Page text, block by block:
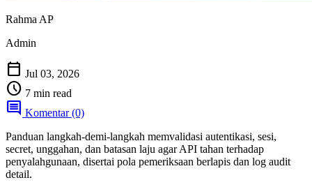
Rahma AP
Admin
calendar_today Jul 03, 2026
schedule 7 min read
comment Komentar (0)
Panduan langkah-demi-langkah memvalidasi autentikasi, sesi,
secret, unggahan, dan batasan laju agar API tahan terhadap
penyalahgunaan, disertai pola pemeriksaan berlapis dan log audit
detail.